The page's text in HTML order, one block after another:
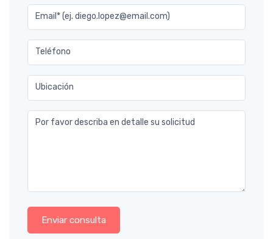
Email* (ej. diego.lopez@email.com)
Teléfono
Ubicación
Por favor describa en detalle su solicitud
Enviar consulta